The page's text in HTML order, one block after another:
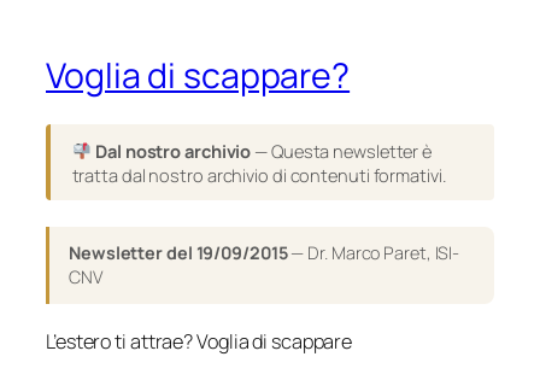
Voglia di scappare?
Dal nostro archivio — Questa newsletter è
tratta dal nostro archivio di contenuti formativi.
Newsletter del 19/09/2015— Dr. Marco Paret, ISI-
CNV
L’estero ti attrae? Voglia di scappare